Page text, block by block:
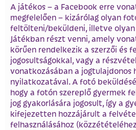
A játékos – a Facebook erre
megfelelően – kizárólag olyan
feltölteni/beküldeni, illetve olyan
Játékban részt venni, amely
körűen rendelkezik a szerzői és
jogosultságokkal, vagy a
vonatkozásában a jogtulajdonos
nyilatkozatával. A fotó
hogy a fotón szereplő gyermek
jog gyakorlására jogosult, így a
kifejezetten hozzájárult a
felhasználásához